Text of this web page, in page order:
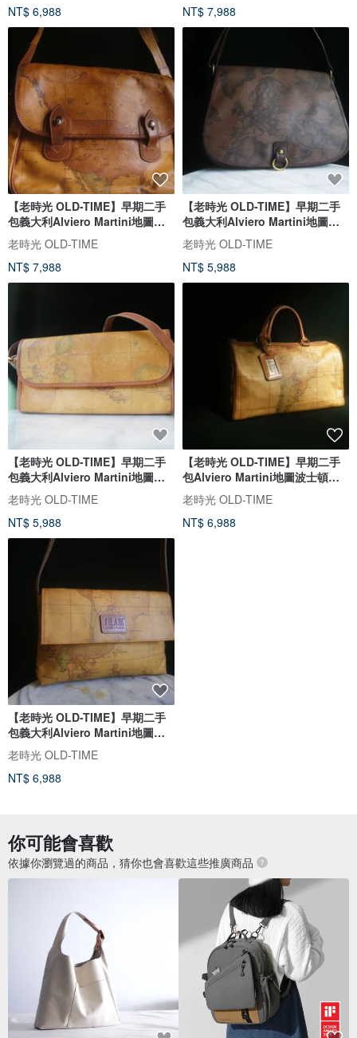
NT$ 6,988
NT$ 7,988
【老時光 OLD-TIME】早期二手
包義大利Alviero Martini地圖肩
背包
老時光 OLD-TIME
NT$ 7,988
【老時光 OLD-TIME】早期二手
包義大利Alviero Martini地圖書
包
老時光 OLD-TIME
NT$ 5,988
【老時光 OLD-TIME】早期二手
包義大利Alviero Martini地圖肩
背包
老時光 OLD-TIME
NT$ 5,988
【老時光 OLD-TIME】早期二手
包Alviero Martini地圖波士頓包*
信
老時光 OLD-TIME
NT$ 6,988
【老時光 OLD-TIME】早期二手
包義大利Alviero Martini地圖肩
背包
老時光 OLD-TIME
NT$ 6,988
你可能會喜歡
依據你瀏覽過的商品，猜你也會喜歡這些推廣商品